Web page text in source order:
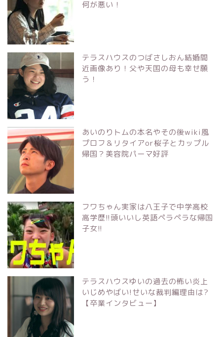
何が悪い！
テラスハウスのつばさしおん結婚間
近画像あり！父や天国の母も幸せ願
う！
あいのりトムの本名やその後wiki風
プロフ＆リタイアor桜子とカップル
帰国？美容院パーマ好評
フワちゃん実家は八王子で中学高校
高学歴!!頭いいし英語ペラペラな帰国
子女!!
テラスハウスゆいの過去の怖い炎上
いじめやばい!せいな裁判編理由は?
【卒業インタビュー】